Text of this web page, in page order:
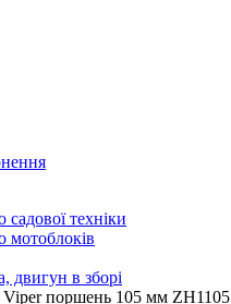
техніки
мотоблоків
двигун в зборі
Viper поршень 105 мм ZH1105